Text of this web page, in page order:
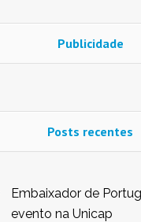
Publicidade
Posts recentes
Embaixador de
evento na Unicap